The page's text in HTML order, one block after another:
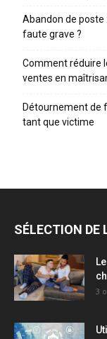
Abandon de poste
faute grave ?
Comment réduire
ventes en
Détournement de
tant que victime
SÉLECTION DE
3